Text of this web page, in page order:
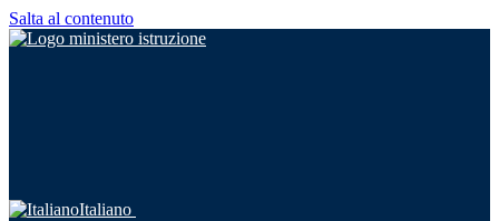
Salta al contenuto
Italiano